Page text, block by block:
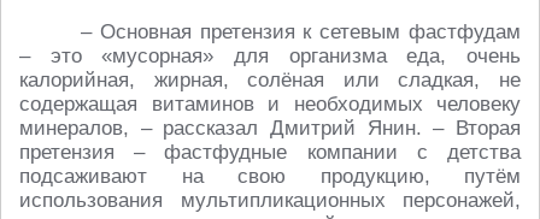
– Основная претензия к сетевым фастфудам
– это «мусорная» для организма еда, очень
калорийная, жирная, солёная или сладкая, не
содержащая витаминов и необходимых человеку
минералов, – рассказал Дмитрий Янин. – Вторая
претензия – фастфудные компании с детства
подсаживают на свою продукцию, путём
использования мультипликационных персонажей,